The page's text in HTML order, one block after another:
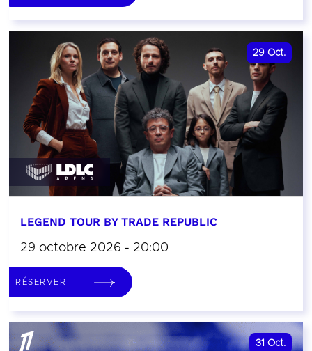
29 Oct.
LEGEND TOUR BY TRADE REPUBLIC
29 octobre 2026 - 20:00
RÉSERVER
31 Oct.